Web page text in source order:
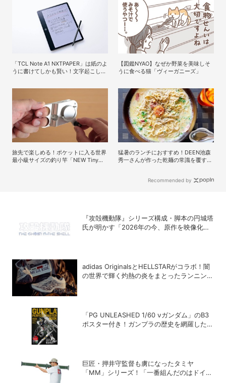
「TCL Note A1 NXTPAPER」は紙のよ
うに書けてしかも賢い！文字起こしも
【図鑑NYAO】なぜか野菜を美味しそ
うに食べる猫「ヴィーガニーズ」
旅先で楽しめる！ポケットに入る世界
最小級サイズの釣り竿「NEW Tiny
猛暑のランチにおすすめ！DEEN池森
秀一さんが作った乾麺の常識を覆す創
Recommended by
『攻殻機動隊』シリーズ構成・脚本の円城塔
氏が明かす「2026年の今、原作を映像化す
adidas OriginalsとHELLSTARがコラボ！闇
の世界で輝く灼熱の炎をまとったランニング
「PG UNLEASHED 1/60 νガンダム」のB3
ポスター付き！ガンプラの歴史を網羅した超
巨匠・押井守監督も虜になったタミヤ
「MM」シリーズ！「一番組んだのはドイツ